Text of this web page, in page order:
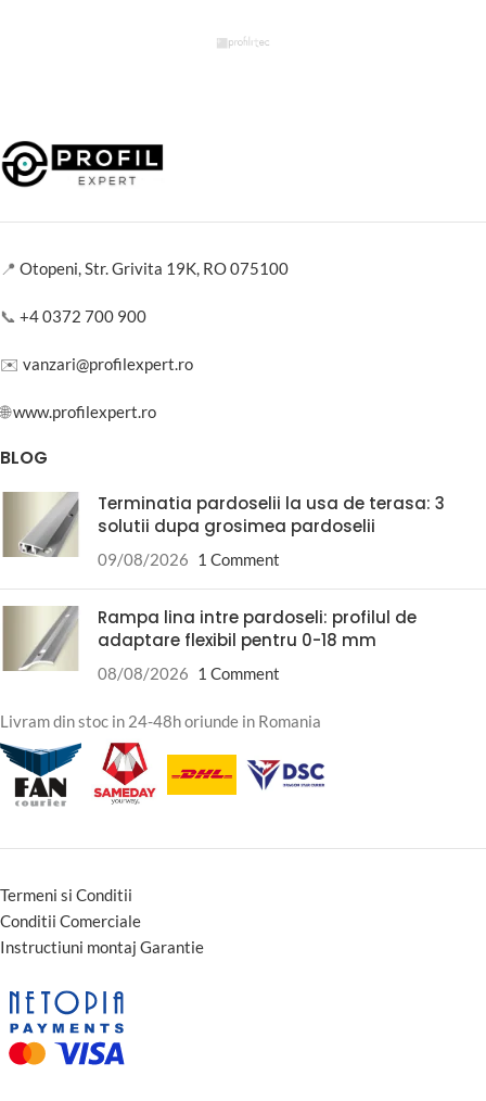
📍 Otopeni, Str. Grivita 19K, RO 075100
📞 +4 0372 700 900
✉️ vanzari@profilexpert.ro
🌐www.profilexpert.ro
BLOG
Terminatia pardoselii la usa de terasa: 3
solutii dupa grosimea pardoselii
09/08/2026 1 Comment
Rampa lina intre pardoseli: profilul de
adaptare flexibil pentru 0-18 mm
08/08/2026 1 Comment
Livram din stoc in 24-48h oriunde in Romania
Termeni si Conditii
Conditii Comerciale
Instructiuni montaj Garantie